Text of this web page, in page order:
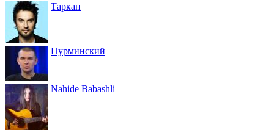
Таркан
Нурминский
Nahide Babashli